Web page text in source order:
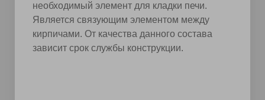
необходимый элемент для кладки печи.
Является связующим элементом между
кирпичами. От качества данного состава
зависит срок службы конструкции.